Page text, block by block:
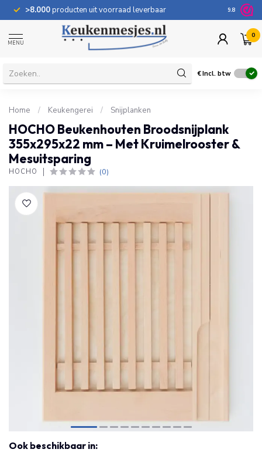
>8.000producten uit voorraad leverbaar 100
9.8
MENU
0
€Incl. btw
Home / Keukengerei / Snijplanken
HOCHO Beukenhouten Broodsnijplank
355x295x22 mm – Met Kruimelrooster &
Mesuitsparing
HOCHO (0)
Ook beschikbaar in: